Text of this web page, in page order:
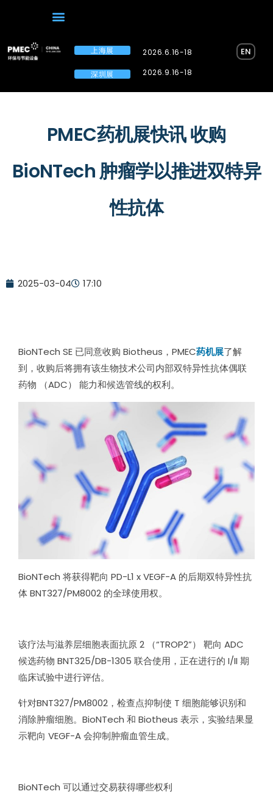
上海展
深圳展
2026.6.16-18
2026.9.16-18
EN
PMEC药机展快讯 收购
BioNTech 肿瘤学以推进双特异
性抗体
2025-03-04 17:10
BioNTech SE 已同意收购 Biotheus，PMEC药机展了解
到，收购后将拥有该生物技术公司内部双特异性抗体偶联
药物 （ADC） 能力和候选管线的权利。
BioNTech 将获得靶向 PD-L1 x VEGF-A 的后期双特异性抗
体 BNT327/PM8002 的全球使用权。
该疗法与滋养层细胞表面抗原 2 （“TROP2”） 靶向 ADC
候选药物 BNT325/DB-1305 联合使用，正在进行的 I/II 期
临床试验中进行评估。
针对BNT327/PM8002，检查点抑制使 T 细胞能够识别和
消除肿瘤细胞。BioNTech 和 Biotheus 表示，实验结果显
示靶向 VEGF-A 会抑制肿瘤血管生成。
BioNTech 可以通过交易获得哪些权利